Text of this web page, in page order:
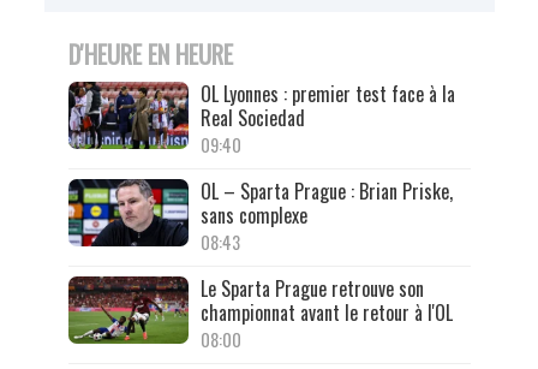
D'HEURE EN HEURE
OL Lyonnes : premier test face à la
Real Sociedad
09:40
OL – Sparta Prague : Brian Priske,
sans complexe
08:43
Le Sparta Prague retrouve son
championnat avant le retour à l'OL
08:00